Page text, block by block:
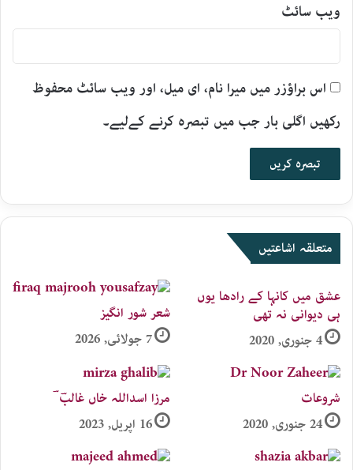
ویب‌ سائٹ
اس براؤزر میں میرا نام، ای میل، اور ویب سائٹ محفوظ
رکھیں اگلی بار جب میں تبصرہ کرنے کےلیے۔
متعلقہ اشاعتیں
عشق میں کانہا کے رادھا یوں
ہی دیوانی نہ تھی
4 جنوری, 2020
شعر شور انگیز
7 جولائی, 2026
شروعات
24 جنوری, 2020
مرزا اسداللہ خاں غالبؔ ؔ
16 اپریل, 2023